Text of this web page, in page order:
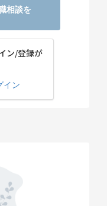
相談を
ン/登録が
イン